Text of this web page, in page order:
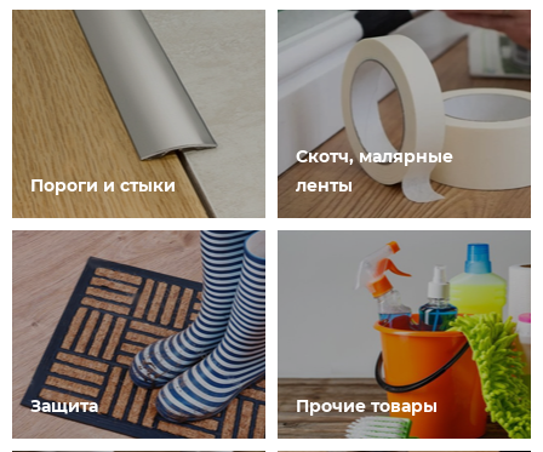
Пороги и стыки
Скотч, малярные
ленты
Защита Прочие товары